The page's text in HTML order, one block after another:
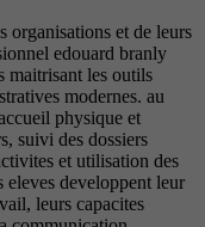
organisations et de leurs
edouard branly
maitrisant les outils
modernes. au
physique et
suivi des dossiers
et utilisation des
eleves developpent leur
leurs capacites